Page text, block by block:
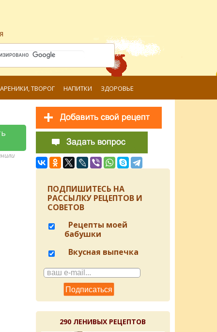
ТВОРОГ НАПИТКИ ЗДОРОВЬЕ
ПОДПИШИТЕСЬ НА
РАССЫЛКУ РЕЦЕПТОВ И
СОВЕТОВ
Рецепты моей
бабушки
Вкусная выпечка
290 ЛЕНИВЫХ РЕЦЕПТОВ